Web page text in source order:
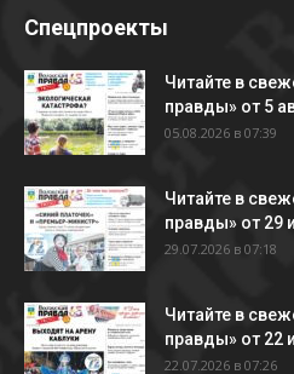
Спецпроекты
Читайте в
правды» от 5
05.08.2026 в 07:39
Читайте в
правды» от 29
29.07.2026 в 07:18
Читайте в
правды» от 22
22.07.2026 в 07:26